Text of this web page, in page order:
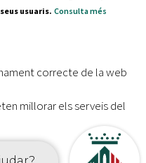
dades
usuaris. Consulta més
correcte de la web
millorar els serveis del